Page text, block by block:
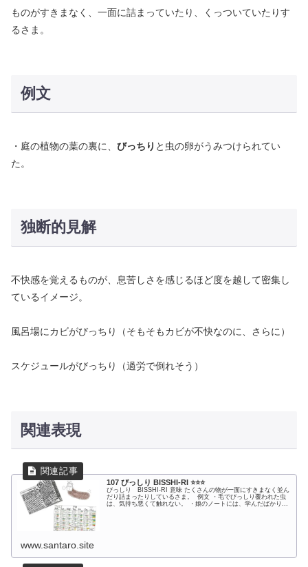
ものがすきまなく、一面に詰まっていたり、くっついていたりす
るさま。
例文
・庭の植物の葉の裏に、 びっちり と虫の卵がうみつけられてい
た。
独断的見解
不快感を覚えるものが、息苦しさを感じるほど度を越して密集し
ているイメージ。
風呂場にカビがびっちり（そもそもカビが不快なのに、さらに）
スケジュールがびっちり（過労で倒れそう）
関連表現
107 びっしり BISSHI-RI ⭐️⭐️⭐️
びっしり BISSHI-RI 意味 たくさんの物が一面にすきまなく並ん
だり詰まったりしているさま。 例文 ・毛でびっしり覆われた虫
は、気持ち悪くて触れない。 ・娘のノートには、学んだばかり...
www.santaro.site